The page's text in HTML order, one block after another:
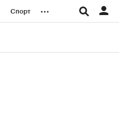
Спорт ...